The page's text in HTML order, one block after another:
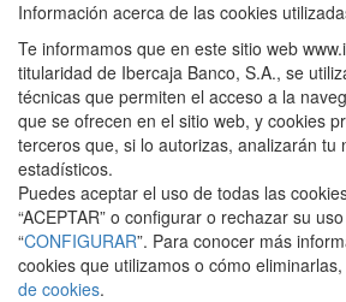
Información acerca de las cookies
Te informamos que en este sitio web
titularidad de Ibercaja Banco, S.A., se
técnicas que permiten el acceso a la
que se ofrecen en el sitio web, y cookies
terceros que, si lo autorizas, analizarán tu
estadísticos.
Puedes aceptar el uso de todas las
“ACEPTAR” o configurar o rechazar su
“CONFIGURAR”. Para conocer más
cookies que utilizamos o cómo
de cookies.